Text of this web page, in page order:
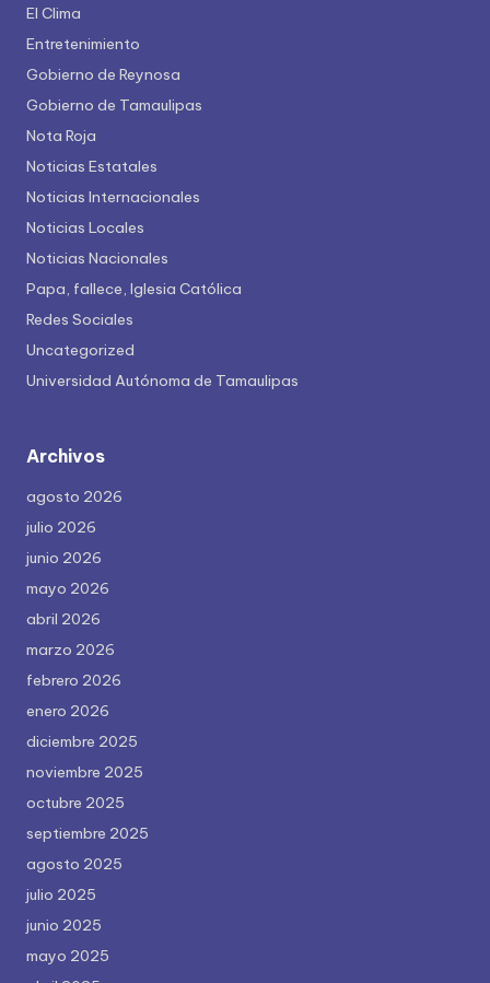
El Clima
Entretenimiento
Gobierno de Reynosa
Gobierno de Tamaulipas
Nota Roja
Noticias Estatales
Noticias Internacionales
Noticias Locales
Noticias Nacionales
Papa, fallece, Iglesia Católica
Redes Sociales
Uncategorized
Universidad Autónoma de Tamaulipas
Archivos
agosto 2026
julio 2026
junio 2026
mayo 2026
abril 2026
marzo 2026
febrero 2026
enero 2026
diciembre 2025
noviembre 2025
octubre 2025
septiembre 2025
agosto 2025
julio 2025
junio 2025
mayo 2025